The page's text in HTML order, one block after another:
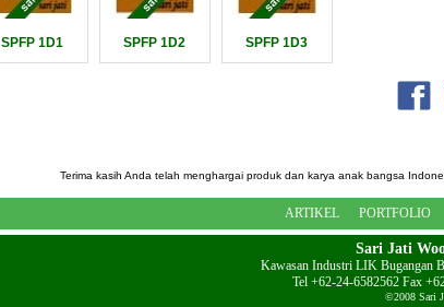
SPFP 1D1 SPFP 1D2 SPFP 1D3
Terima kasih Anda telah menghargai produk dan karya anak bangsa
ARTIKEL PORTFOLIO
Sari Jati
Kawasan Industri LIK Bugangan
Tel +62-24-6582562 Fax
©2008 Sari